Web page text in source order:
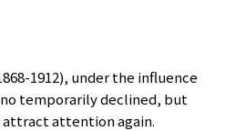
1912), under the influence
temporarily declined, but
attention again.